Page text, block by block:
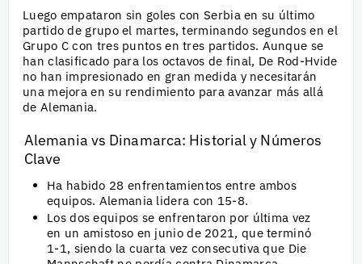
Luego empataron sin goles con Serbia en su último
partido de grupo el martes, terminando segundos en el
Grupo C con tres puntos en tres partidos. Aunque se
han clasificado para los octavos de final, De Rod-Hvide
no han impresionado en gran medida y necesitarán
una mejora en su rendimiento para avanzar más allá
de Alemania.
Alemania vs Dinamarca: Historial y Números
Clave
Ha habido 28 enfrentamientos entre ambos
equipos. Alemania lidera con 15-8.
Los dos equipos se enfrentaron por última vez
en un amistoso en junio de 2021, que terminó
1-1, siendo la cuarta vez consecutiva que Die